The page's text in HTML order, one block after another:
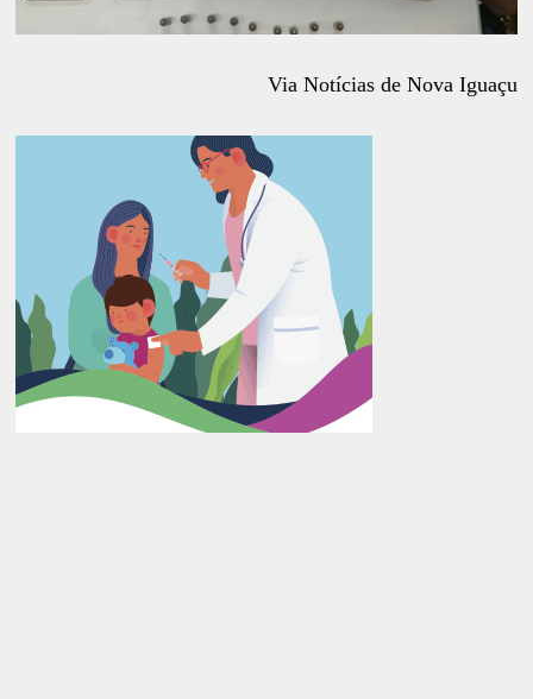
Via Notícias de Nova Iguaçu